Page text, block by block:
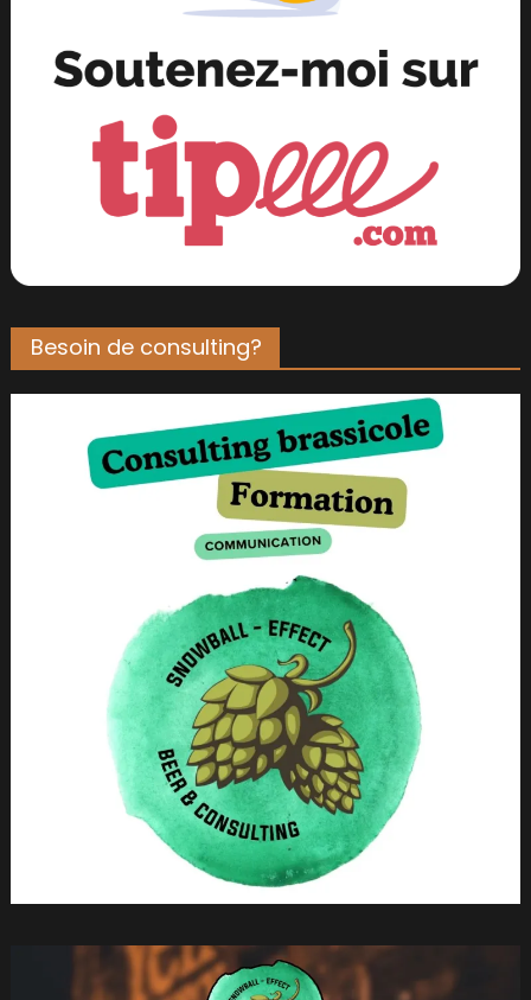
Besoin de consulting?